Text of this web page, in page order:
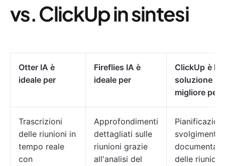
vs. ClickUp in sintesi
Otter IA è
ideale per
Fireflies IA è
ideale per
ClickUp è la
soluzione
migliore per
Trascrizioni
delle riunioni in
tempo reale
con
Approfondimenti
dettagliati sulle
riunioni grazie
all'analisi del
svolgimento
delle riunioni: